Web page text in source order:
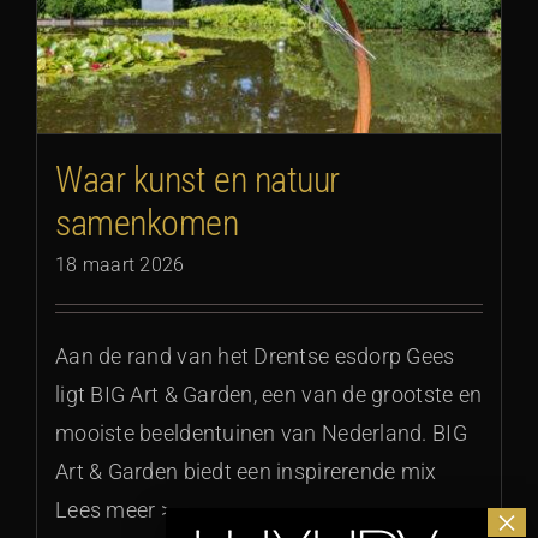
Waar kunst en natuur
samenkomen
18 maart 2026
Aan de rand van het Drentse esdorp Gees
ligt BIG Art & Garden, een van de grootste en
mooiste beeldentuinen van Nederland. BIG
Art & Garden biedt een inspirerende mix
Lees meer >